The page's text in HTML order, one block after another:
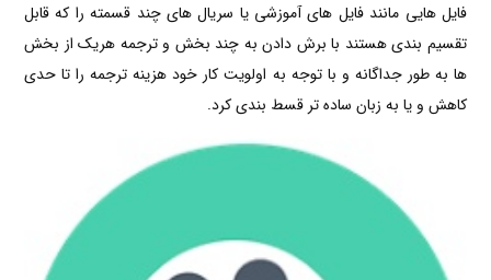
فایل هایی مانند فایل های آموزشی یا سریال های چند قسمته را که قابل
تقسیم بندی هستند با برش دادن به چند بخش و ترجمه هریک از بخش
ها به طور جداگانه و با توجه به اولویت کار خود هزینه ترجمه را تا حدی
کاهش و یا به زبان ساده تر قسط بندی کرد.